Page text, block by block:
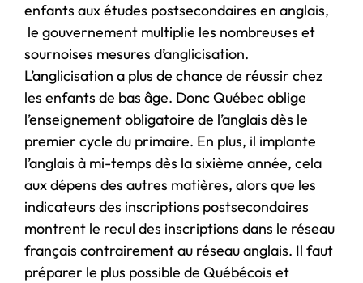
enfants aux études postsecondaires en anglais,
le gouvernement multiplie les nombreuses et
sournoises mesures d’anglicisation.
L’anglicisation a plus de chance de réussir chez
les enfants de bas âge. Donc Québec oblige
l’enseignement obligatoire de l’anglais dès le
premier cycle du primaire. En plus, il implante
l’anglais à mi-temps dès la sixième année, cela
aux dépens des autres matières, alors que les
indicateurs des inscriptions postsecondaires
montrent le recul des inscriptions dans le réseau
français contrairement au réseau anglais. Il faut
préparer le plus possible de Québécois et